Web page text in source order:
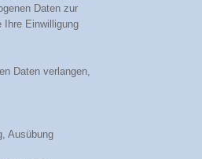
Daten zur
Ihre Einwilligung
Daten verlangen,
Ausübung